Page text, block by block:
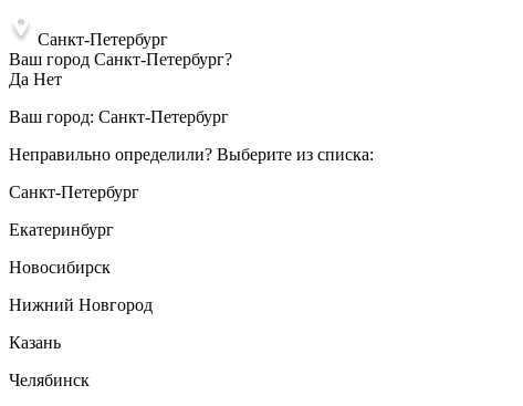
Санкт-Петербург
Ваш город Санкт-Петербург?
Да Нет
Ваш город: Санкт-Петербург
Неправильно определили? Выберите из списка:
Санкт-Петербург
Екатеринбург
Новосибирск
Нижний Новгород
Казань
Челябинск